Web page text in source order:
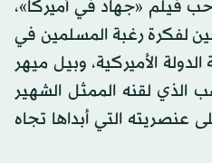
فيلم «جهاد في أميركا»،
لفكرة رغبة المسلمين في
الأميركية، وبيل ميهر
الذي لقنه الممثل الشهير
عنصريته التي أبداها تجاه